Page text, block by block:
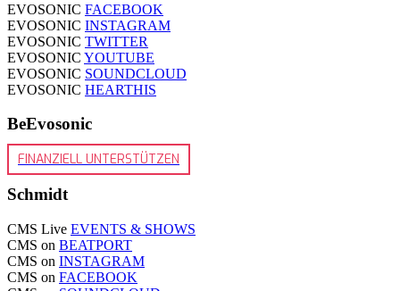
EVOSONIC FACEBOOK
EVOSONIC INSTAGRAM
EVOSONIC TWITTER
EVOSONIC YOUTUBE
EVOSONIC SOUNDCLOUD
EVOSONIC HEARTHIS
BeEvosonic
FINANZIELL UNTERSTÜTZEN
Schmidt
CMS Live EVENTS & SHOWS
CMS on BEATPORT
CMS on INSTAGRAM
CMS on FACEBOOK